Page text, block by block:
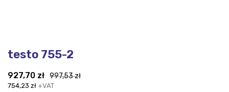
testo 755-2
997,53zł
927,70 zł
754,23 zł +VAT